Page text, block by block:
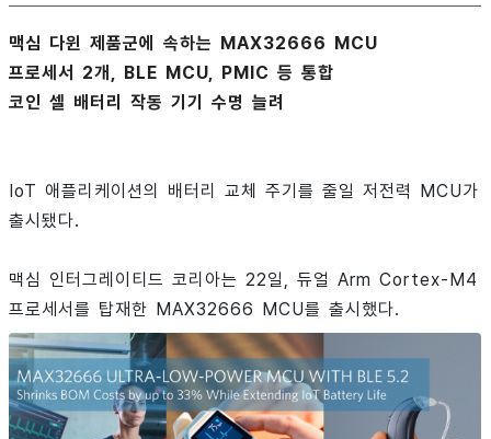
맥심 다윈 제품군에 속하는 MAX32666 MCU
프로세서 2개, BLE MCU, PMIC 등 통합
코인 셀 배터리 작동 기기 수명 늘려
IoT 애플리케이션의 배터리 교체 주기를 줄일 저전력 MCU가
출시됐다.
맥심 인터그레이티드 코리아는 22일, 듀얼 Arm Cortex-M4
프로세서를 탑재한 MAX32666 MCU를 출시했다.